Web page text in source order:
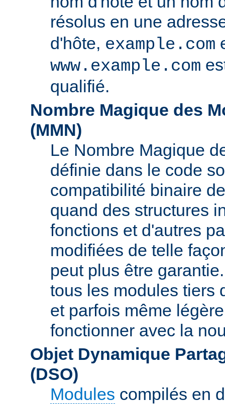
résolus en une
d'hôte, example.com
www.example.com
qualifié.
Nombre Magique des
(MMN)
Le Nombre Magique
définie dans le code
compatibilité binaire
quand des structures
fonctions et d'autres
modifiées de telle
peut plus être
tous les modules tiers
et parfois même
fonctionner avec la
Objet Dynamique
(DSO)
Modules compilés en